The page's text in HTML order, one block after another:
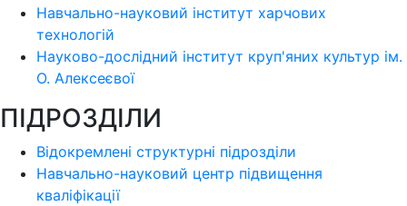
Навчально-науковий інститут харчових
технологій
Науково-дослідний інститут круп'яних культур ім.
О. Алексеєвої
ПІДРОЗДІЛИ
Відокремлені структурні підрозділи
Навчально-науковий центр підвищення
кваліфікації